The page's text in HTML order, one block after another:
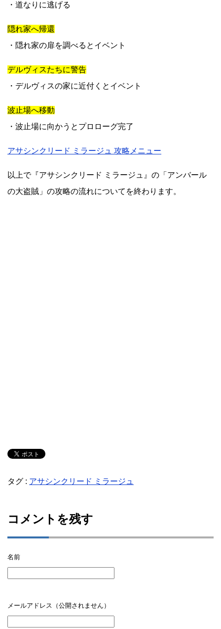
・道なりに逃げる
隠れ家へ帰還
・隠れ家の扉を調べるとイベント
デルヴィスたちに警告
・デルヴィスの家に近付くとイベント
波止場へ移動
・波止場に向かうとプロローグ完了
アサシンクリード ミラージュ 攻略メニュー
以上で『アサシンクリード ミラージュ』の「アンバール
の大盗賊」の攻略の流れについてを終わります。
タグ : アサシンクリード ミラージュ
コメントを残す
名前
メールアドレス（公開されません）